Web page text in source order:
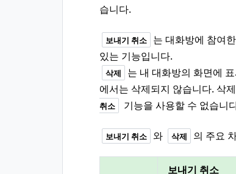
습니다.
보내기 취소
는 대화방에 참여
있는 기능입니다.
삭제
는 내 대화방의 화면에
에서는 삭제되지 않습니다. 삭
취소
기능을 사용할 수 없습니
보내기 취소 와 삭제 의 주요
보내기 취소